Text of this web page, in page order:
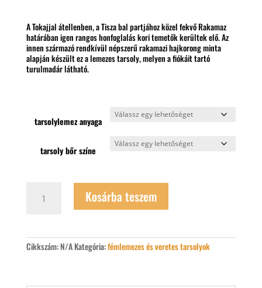
47.000 Ft
A Tokajjal átellenben, a Tisza bal partjához közel fekvő Rakamaz
határában igen rangos honfoglalás kori temetők kerültek elő. Az
innen származó rendkívül népszerű rakamazi hajkorong minta
alapján készült ez a lemezes tarsoly, melyen a fiókáit tartó
turulmadár látható.
tarsolylemez anyaga
tarsoly bőr színe
turulos
Kosárba teszem
Cikkszám:N/A Kategória:fémlemezes és veretes tarsolyok